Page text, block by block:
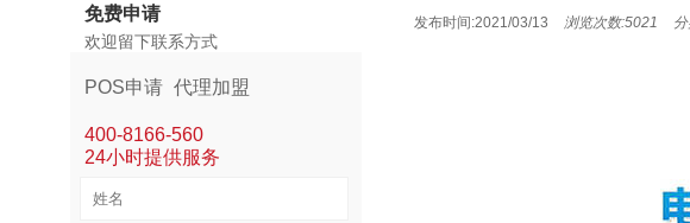
免费申请
欢迎留下联系方式
POS申请 代理加盟
400-8166-560
24小时提供服务
发布时间:2021/03/13 浏览次数:5021